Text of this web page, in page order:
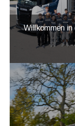
Willkommen in